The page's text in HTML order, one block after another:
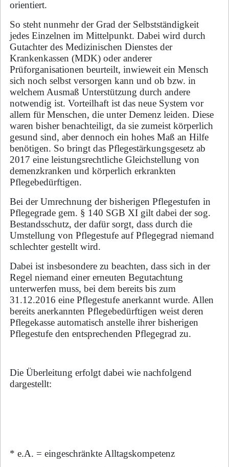
orientiert.
So steht nunmehr derGrad der Selbstständigkeit
jedes Einzelnen im Mittelpunkt. Dabei wird durch
Gutachter des Medizinischen Dienstes der
Krankenkassen (MDK) oder anderer
Prüforganisationen beurteilt, inwieweit ein Mensch
sich noch selbst versorgen kann und ob bzw. in
welchem Ausmaß Unterstützung durch andere
notwendig ist. Vorteilhaft ist das neue System vor
allem für Menschen, die unterDemenz leiden. Diese
waren bisher benachteiligt, da sie zumeist körperlich
gesund sind, aber dennoch ein hohes Maß an Hilfe
benötigen. So bringt das Pflegestärkungsgesetz ab
2017 eine leistungsrechtliche Gleichstellung von
demenzkranken und körperlich erkrankten
Pflegebedürftigen.
Bei derUmrechnung der bisherigen Pflegestufen in
Pflegegrade gem. § 140 SGB XI gilt dabei der sog.
Bestandsschutz, der dafür sorgt, dass durch die
Umstellung von Pflegestufe auf Pflegegrad niemand
schlechter gestellt wird.
Dabei ist insbesondere zu beachten, dass sich in der
Regel niemand einer erneuten Begutachtung
unterwerfen muss, bei dem bereits bis zum
31.12.2016 eine Pflegestufe anerkannt wurde. Allen
bereits anerkannten Pflegebedürftigen weist deren
Pflegekasse automatisch anstelle ihrer bisherigen
Pflegestufe den entsprechenden Pflegegrad zu.
Die Überleitung erfolgt dabei wie nachfolgend
dargestellt:
* e.A. = eingeschränkte Alltagskompetenz